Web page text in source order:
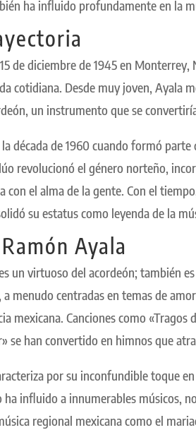
ha influido profundamente en la
de diciembre de 1945 en
cotidiana. Desde muy joven, Ayala
un instrumento que se
la década de 1960 cuando formó
revolucionó el género norteño,
con el alma de la gente. Con el
su estatus como leyenda de la
Ayala
un virtuoso del acordeón; también
a menudo centradas en temas de
mexicana. Canciones como
se han convertido en himnos que
por su inconfundible toque
ha influido a innumerables músicos,
regional mexicana como el